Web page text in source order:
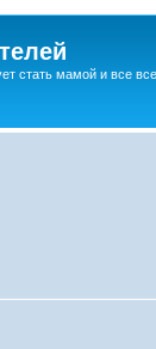
стать мамой и все